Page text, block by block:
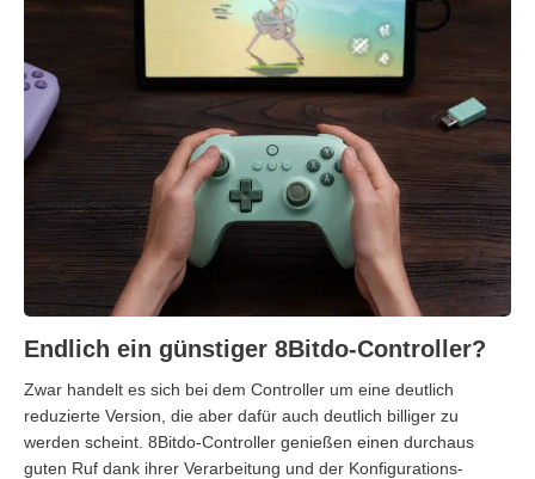
Endlich ein günstiger 8Bitdo-Controller?
Zwar handelt es sich bei dem Controller um eine deutlich
reduzierte Version, die aber dafür auch deutlich billiger zu
werden scheint. 8Bitdo-Controller genießen einen durchaus
guten Ruf dank ihrer Verarbeitung und der Konfigurations-